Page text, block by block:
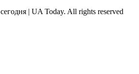
| UA Today. All rights reserved